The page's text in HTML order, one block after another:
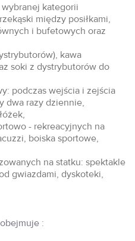
kategorii
między posiłkami,
i bufetowych oraz
kawa
soki z dystrybutorów do
podczas wejścia i zejścia
dwa razy dziennie,
- rekreacyjnych na
boiska sportowe,
na statku: spektakle
gwiazdami, dyskoteki,
: